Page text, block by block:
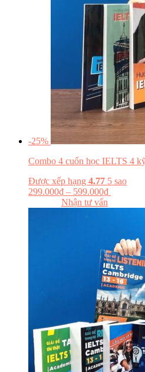
-25%
Combo 4 cuốn học IELTS 4
Được xếp hạng 4.77 5 sao
299.000₫ – 599.000₫
Nhận tư vấn